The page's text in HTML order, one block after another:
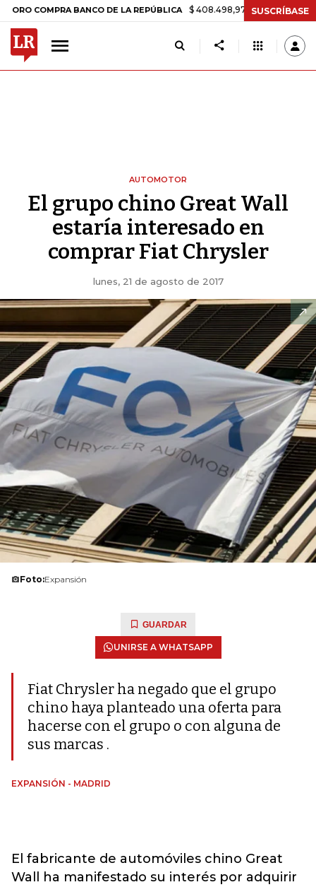
BANCO DE LA REPÚBLICA $ 408.498,97 +$ 8.753,81 +2,19%
SUSCRÍBASE
AUTOMOTOR
El grupo chino Great Wall
estaría interesado en
comprar Fiat Chrysler
lunes, 21 de agosto de 2017
Foto:Expansión
GUARDAR
UNIRSE A WHATSAPP
Fiat Chrysler ha negado que el grupo
chino haya planteado una oferta para
hacerse con el grupo o con alguna de
sus marcas .
EXPANSIÓN - MADRID
El fabricante de automóviles chino Great
Wall ha manifestado su interés por adquirir